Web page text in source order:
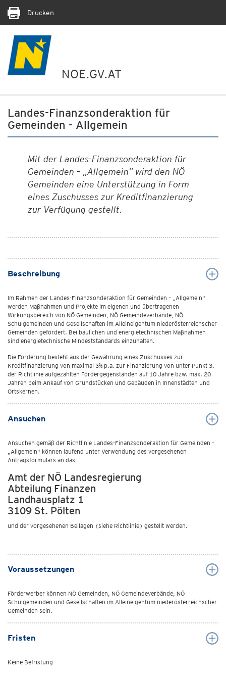
Drucken
NOE.GV.AT
Landes-Finanzsonderaktion für
Gemeinden - Allgemein
Mit der Landes-Finanzsonderaktion für
Gemeinden – „Allgemein“ wird den NÖ
Gemeinden eine Unterstützung in Form
eines Zuschusses zur Kreditfinanzierung
zur Verfügung gestellt.
Beschreibung
Im Rahmen der Landes-Finanzsonderaktion für Gemeinden – „Allgemein"
werden Maßnahmen und Projekte im eigenen und übertragenen
Wirkungsbereich von NÖ Gemeinden, NÖ Gemeindeverbände, NÖ
Schulgemeinden und Gesellschaften im Alleineigentum niederösterreichscher
Gemeinden gefördert. Bei baulichen und energietechnischen Maßnahmen
sind energietechnische Mindeststandards einzuhalten.
Die Förderung besteht aus der Gewährung eines Zuschusses zur
Kreditfinanzierung von maximal 3% p.a. zur Finanzierung von unter Punkt 3.
der Richtlinie aufgezählten Fördergegenständen auf 10 Jahre bzw. max. 20
Jahren beim Ankauf von Grundstücken und Gebäuden in Innenstädten und
Ortskernen.
Ansuchen
Ansuchen gemäß der Richtlinie Landes-Finanzsonderaktion für Gemeinden –
„Allgemein" können laufend unter Verwendung des vorgesehenen
Antragsformulars an das
Amt der NÖ Landesregierung
Abteilung Finanzen
Landhausplatz 1
3109 St. Pölten
und der vorgesehenen Beilagen (siehe Richtlinie) gestellt werden.
Voraussetzungen
Förderwerber können NÖ Gemeinden, NÖ Gemeindeverbände, NÖ
Schulgemeinden und Gesellschaften im Alleineigentum niederösterreichscher
Gemeinden sein.
Fristen
Keine Befristung